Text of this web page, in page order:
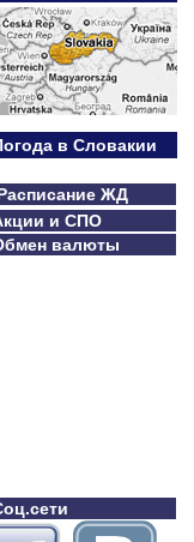
в Словакии
ЖД
и СПО
валюты